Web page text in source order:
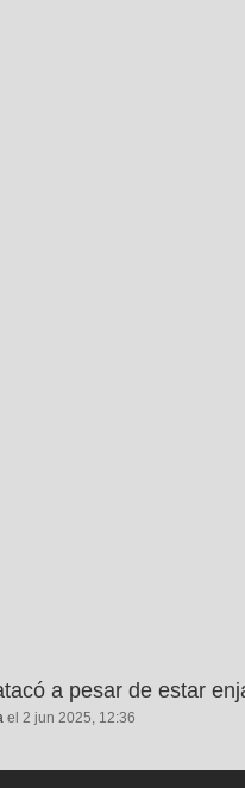
a pesar de estar
el 2 jun 2025, 12:36